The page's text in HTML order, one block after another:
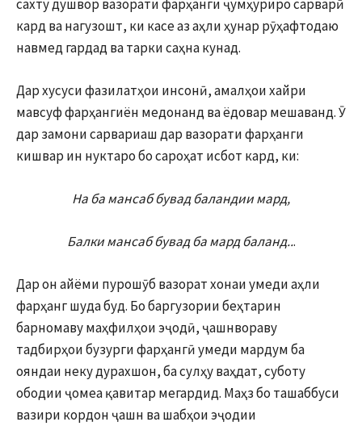
сахту душвор вазорати фарҳанги ҷумҳуриро сарварӣ
кард ва нагузошт, ки касе аз аҳли ҳунар рӯҳафтодаю
навмед гардад ва тарки саҳна кунад.
Дар хусуси фазилатҳои инсонӣ, амалҳои хайри
мавсуф фарҳангиён медонанд ва ёдовар мешаванд. Ӯ
дар замони сарвариаш дар вазорати фарҳанги
кишвар ин нуктаро бо сароҳат исбот кард, ки:
На ба мансаб бувад баландии мард,
Балки мансаб бувад ба мард баланд...
Дар он айёми пурошӯб вазорат хонаи умеди аҳли
фарҳанг шуда буд. Бо баргузории беҳтарин
барномаву маҳфилҳои эҷодӣ, ҷашнвораву
тадбирҳои бузурги фарҳангӣ умеди мардум ба
ояндаи неку дурахшон, ба сулҳу ваҳдат, суботу
ободии ҷомеа қавитар мегардид. Маҳз бо ташаббуси
вазири кордон ҷашн ва шабҳои эҷодии